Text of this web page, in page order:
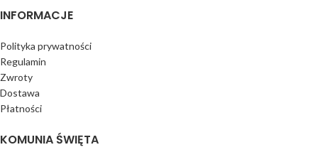
INFORMACJE
Polityka prywatności
Regulamin
Zwroty
Dostawa
Płatności
KOMUNIA ŚWIĘTA